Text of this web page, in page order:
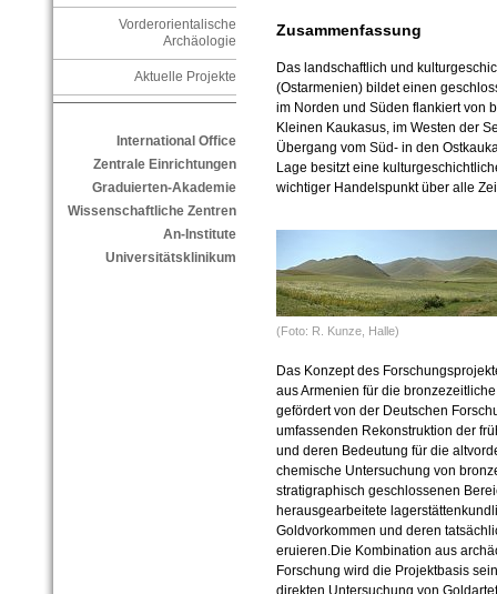
Vorderorientalische
Archäologie
Aktuelle Projekte
International Office
Zentrale Einrichtungen
Graduierten-Akademie
Wissenschaftliche Zentren
An-Institute
Universitätsklinikum
Zusammenfassung
Das landschaftlich und
(Ostarmenien) bildet einen
im Norden und Süden flankiert von
Kleinen Kaukasus, im Westen der
Übergang vom Süd- in den
Lage besitzt eine
wichtiger Handelspunkt über alle
(Foto: R. Kunze, Halle)
Das Konzept des
aus Armenien für die
gefördert von der Deutschen
umfassenden Rekonstruktion der
und deren Bedeutung für die
chemische Untersuchung von
stratigraphisch geschlossenen
herausgearbeitete
Goldvorkommen und deren
eruieren.Die Kombination aus
Forschung wird die Projektbasis